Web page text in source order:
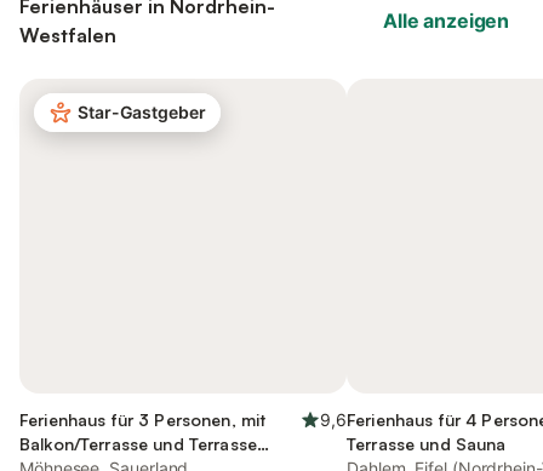
Ferienhäuser in Nordrhein-
Westfalen
Alle anzeigen
Star-Gastgeber
Ferienhaus für 3 Personen, mit
Balkon/Terrasse und Terrasse
9,6Ferienhaus für 4
Terrasse und Sauna